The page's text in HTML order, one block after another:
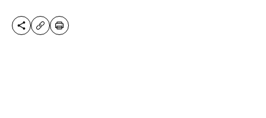
DIESE SEITE TEILEN
URL KOPIEREN
DRUCKEN